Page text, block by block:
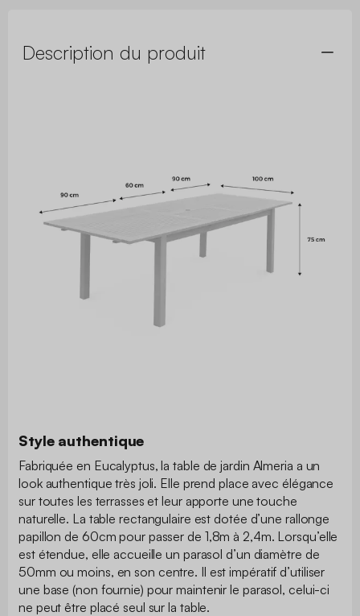
Description du produit
Style authentique
Fabriquée en Eucalyptus, la table de jardin Almeria a un
look authentique très joli. Elle prend place avec élégance
sur toutes les terrasses et leur apporte une touche
naturelle. La table rectangulaire est dotée d’une rallonge
papillon de 60cm pour passer de 1,8m à 2,4m. Lorsqu’elle
est étendue, elle accueille un parasol d’un diamètre de
50mm ou moins, en son centre. Il est impératif d’utiliser
une base (non fournie) pour maintenir le parasol, celui-ci
ne peut être placé seul sur la table.